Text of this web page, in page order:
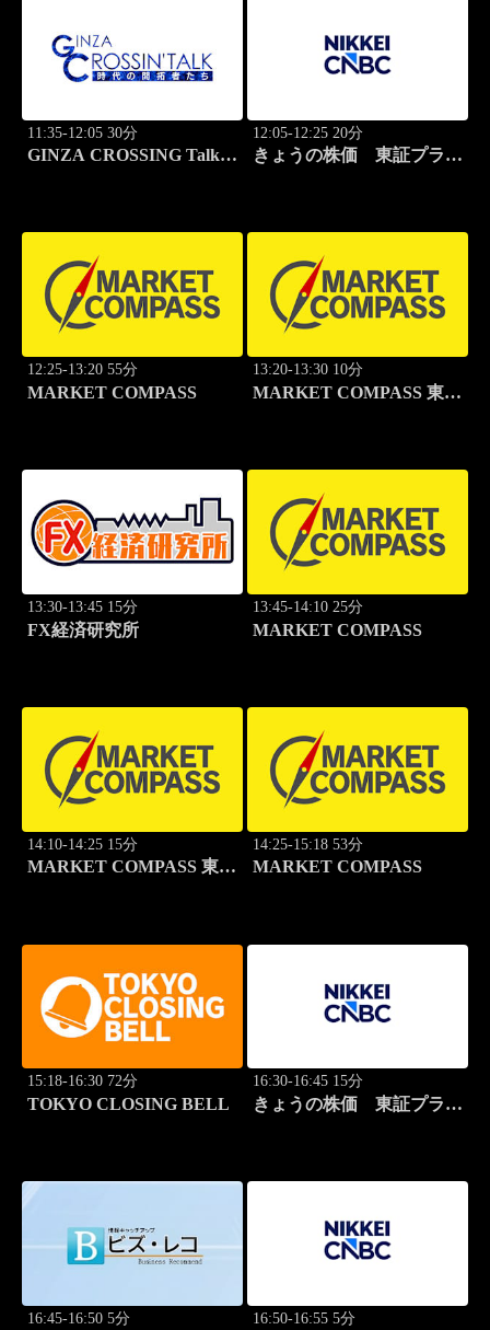
11:35-12:05 30分
GINZA CROSSING Talk
12:05-12:25 20分
きょうの株価 東証プライ
12:25-13:20 55分
MARKET COMPASS
13:20-13:30 10分
MARKET COMPASS 東証
13:30-13:45 15分
FX経済研究所
13:45-14:10 25分
MARKET COMPASS
14:10-14:25 15分
MARKET COMPASS 東証
14:25-15:18 53分
MARKET COMPASS
15:18-16:30 72分
TOKYO CLOSING BELL
16:30-16:45 15分
きょうの株価 東証プライ
16:45-16:50 5分 16:50-16:55 5分